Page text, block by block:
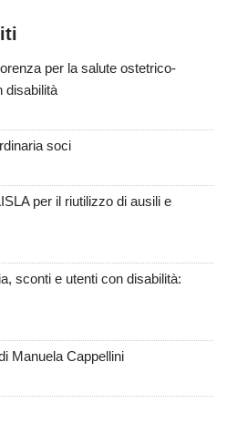
per la salute ostetrico-
disabilità
soci
per il riutilizzo di ausili e
sconti e utenti con disabilità:
Manuela Cappellini